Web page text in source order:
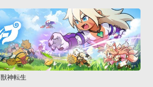
ます。報告した取締まり内容は他のユーザ
す。(※3)最後にトップ画面のメニューから
が出来ます。設定画面ではバックライトの
音のON・OFF、オービス等を探知する範
指定を行うことができます。なお、運転者
ないでください。操作が必要な場合は同乗
ください。※2　「設定」を選択もしくは
神転生